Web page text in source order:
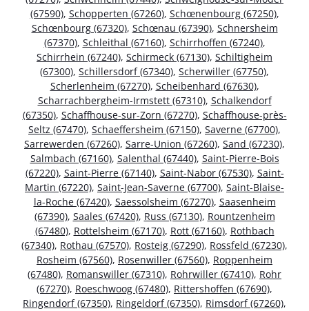
(67590), Schopperten (67260), Schœnenbourg (67250),
Schœnbourg (67320), Schœnau (67390), Schnersheim
(67370), Schleithal (67160), Schirrhoffen (67240),
Schirrhein (67240), Schirmeck (67130), Schiltigheim
(67300), Schillersdorf (67340), Scherwiller (67750),
Scherlenheim (67270), Scheibenhard (67630),
Scharrachbergheim-Irmstett (67310), Schalkendorf
(67350), Schaffhouse-sur-Zorn (67270), Schaffhouse-près-
Seltz (67470), Schaeffersheim (67150), Saverne (67700),
Sarrewerden (67260), Sarre-Union (67260), Sand (67230),
Salmbach (67160), Salenthal (67440), Saint-Pierre-Bois
(67220), Saint-Pierre (67140), Saint-Nabor (67530), Saint-
Martin (67220), Saint-Jean-Saverne (67700), Saint-Blaise-
la-Roche (67420), Saessolsheim (67270), Saasenheim
(67390), Saales (67420), Russ (67130), Rountzenheim
(67480), Rottelsheim (67170), Rott (67160), Rothbach
(67340), Rothau (67570), Rosteig (67290), Rossfeld (67230),
Rosheim (67560), Rosenwiller (67560), Roppenheim
(67480), Romanswiller (67310), Rohrwiller (67410), Rohr
(67270), Roeschwoog (67480), Rittershoffen (67690),
Ringendorf (67350), Ringeldorf (67350), Rimsdorf (67260),